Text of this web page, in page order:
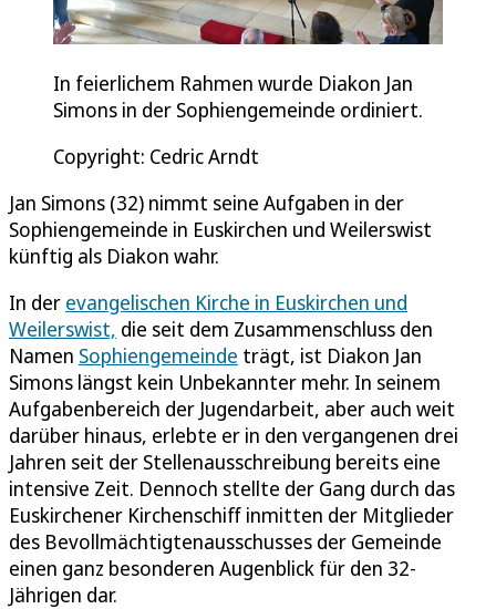
In feierlichem Rahmen wurde Diakon Jan
Simons in der Sophiengemeinde ordiniert.
Copyright: Cedric Arndt
Jan Simons (32) nimmt seine Aufgaben in der
Sophiengemeinde in Euskirchen und Weilerswist
künftig als Diakon wahr.
In der evangelischen Kirche in Euskirchen und
Weilerswist, die seit dem Zusammenschluss den
Namen Sophiengemeinde trägt, ist Diakon Jan
Simons längst kein Unbekannter mehr. In seinem
Aufgabenbereich der Jugendarbeit, aber auch weit
darüber hinaus, erlebte er in den vergangenen drei
Jahren seit der Stellenausschreibung bereits eine
intensive Zeit. Dennoch stellte der Gang durch das
Euskirchener Kirchenschiff inmitten der Mitglieder
des Bevollmächtigtenausschusses der Gemeinde
einen ganz besonderen Augenblick für den 32-
Jährigen dar.